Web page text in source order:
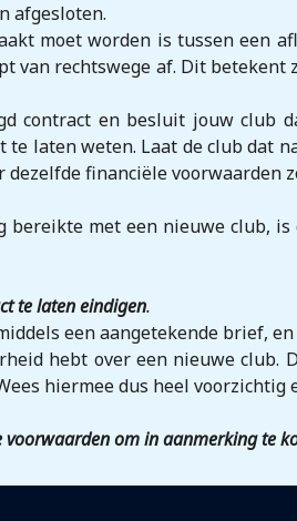
afgesloten.
moet worden is tussen een
van rechtswege af. Dit
contract en besluit jouw
laten weten. Laat de club dat
financiële voorwaarden
bereikte met een nieuwe club,
te laten eindigen.
een aangetekende brief,
hebt over een nieuwe
hiermee dus heel voorzichtig
om in aanmerking te